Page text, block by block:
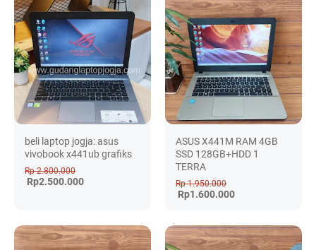
beli laptop jogja: asus
vivobook x441ub grafiks
Rp 2.800.000
Rp2.500.000
ASUS X441M RAM 4GB
SSD 128GB+HDD 1
TERRA
Rp 1.950.000
Rp1.600.000